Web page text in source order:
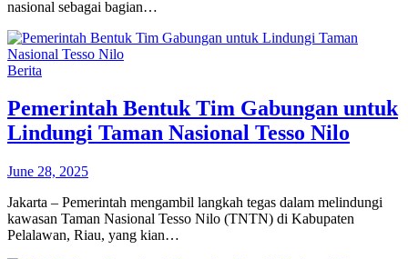
nasional sebagai bagian…
Berita
Pemerintah Bentuk Tim Gabungan untuk
Lindungi Taman Nasional Tesso Nilo
June 28, 2025
Jakarta – Pemerintah mengambil langkah tegas dalam melindungi
kawasan Taman Nasional Tesso Nilo (TNTN) di Kabupaten
Pelalawan, Riau, yang kian…